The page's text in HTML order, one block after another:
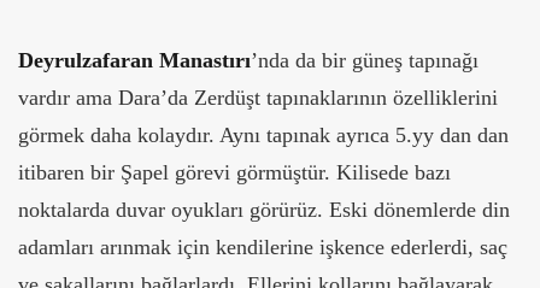
Deyrulzafaran Manastırı’nda da bir güneş tapınağı
vardır ama Dara’da Zerdüşt tapınaklarının özelliklerini
görmek daha kolaydır. Aynı tapınak ayrıca 5.yy dan dan
itibaren bir Şapel görevi görmüştür. Kilisede bazı
noktalarda duvar oyukları görürüz. Eski dönemlerde din
adamları arınmak için kendilerine işkence ederlerdi, saç